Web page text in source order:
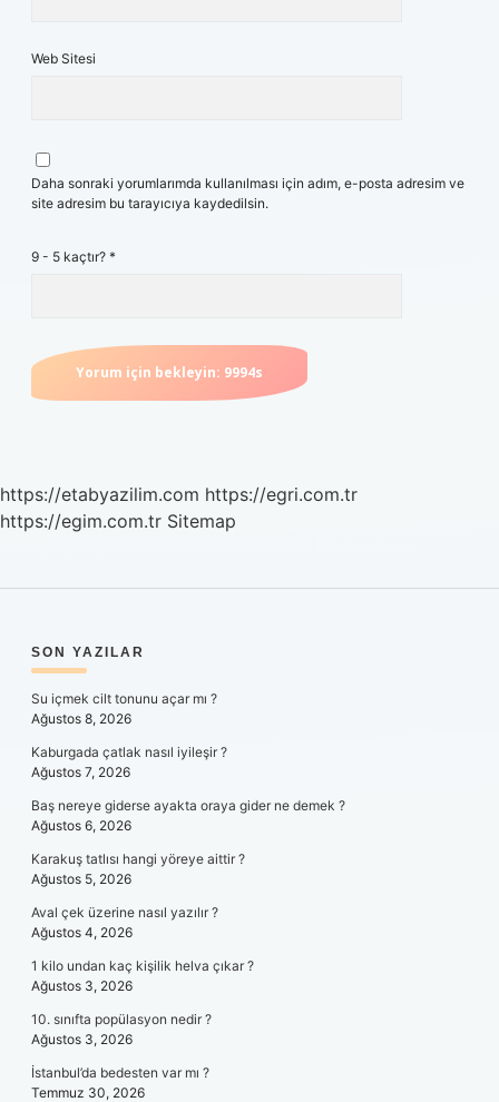
Web Sitesi
Daha sonraki yorumlarımda kullanılması için adım, e-posta adresim ve
site adresim bu tarayıcıya kaydedilsin.
9 - 5 kaçtır? *
https://etabyazilim.com https://egri.com.tr
https://egim.com.tr Sitemap
SIDEBAR
SON YAZILAR
Su içmek cilt tonunu açar mı ?
Ağustos 8, 2026
Kaburgada çatlak nasıl iyileşir ?
Ağustos 7, 2026
Baş nereye giderse ayakta oraya gider ne demek ?
Ağustos 6, 2026
Karakuş tatlısı hangi yöreye aittir ?
Ağustos 5, 2026
Aval çek üzerine nasıl yazılır ?
Ağustos 4, 2026
1 kilo undan kaç kişilik helva çıkar ?
Ağustos 3, 2026
10. sınıfta popülasyon nedir ?
Ağustos 3, 2026
İstanbul’da bedesten var mı ?
Temmuz 30, 2026